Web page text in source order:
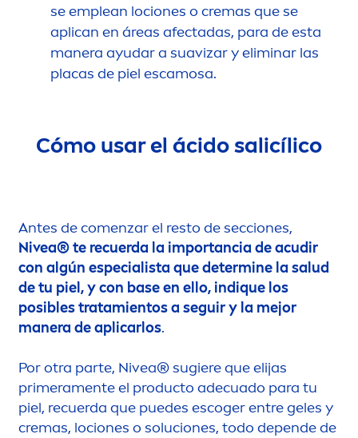
se emplean lociones o cremas que se
aplican en áreas afectadas, para de esta
manera ayudar a suavizar y eliminar las
placas de piel escamosa.
Cómo usar el ácido salicílico
Antes de comenzar el resto de secciones,
Nivea® te recuerda la importancia de acudir
con algún especialista que determine la salud
de tu piel, y con base en ello, indique los
posibles tratamientos a seguir y la mejor
manera de aplicarlos.
Por otra parte, Nivea® sugiere que elijas
primeramente el producto adecuado para tu
piel, recuerda que puedes escoger entre geles y
cremas, lociones o soluciones, todo depende de